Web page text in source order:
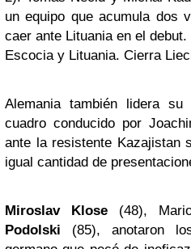
un equipo que acumula dos
caer ante Lituania en el
Escocia y Lituania. Cierra
Alemania también lidera
cuadro conducido por
ante la resistente Kazajistan
igual cantidad de
Miroslav Klose (48),
Podolski (85), anotaron